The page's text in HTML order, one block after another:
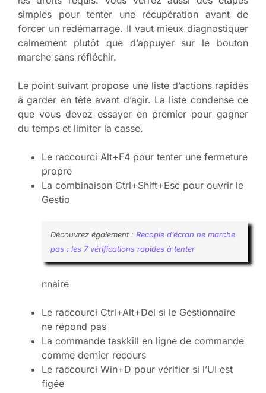
simples pour tenter une récupération avant de
forcer un redémarrage. Il vaut mieux diagnostiquer
calmement plutôt que d’appuyer sur le bouton
marche sans réfléchir.
Le point suivant propose une liste d’actions rapides
à garder en tête avant d’agir. La liste condense ce
que vous devez essayer en premier pour gagner
du temps et limiter la casse.
Le raccourci Alt+F4 pour tenter une fermeture
propre
La combinaison Ctrl+Shift+Esc pour ouvrir le
Gestio
Découvrez également : Recopie d’écran ne marche
pas : les 7 vérifications rapides à tenter
nnaire
Le raccourci Ctrl+Alt+Del si le Gestionnaire
ne répond pas
La commande taskkill en ligne de commande
comme dernier recours
Le raccourci Win+D pour vérifier si l’UI est
figée